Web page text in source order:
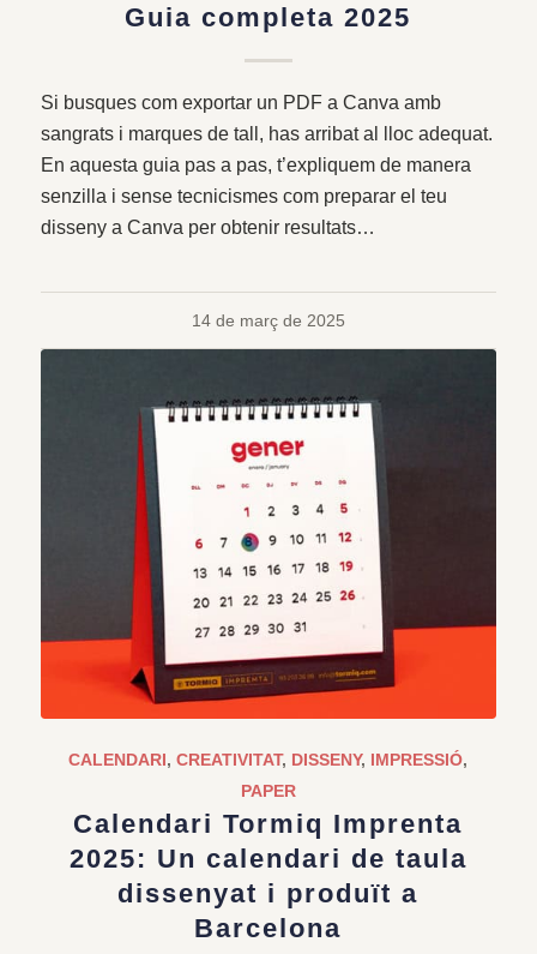
Guia completa 2025
Si busques com exportar un PDF a Canva amb
sangrats i marques de tall, has arribat al lloc adequat.
En aquesta guia pas a pas, t’expliquem de manera
senzilla i sense tecnicismes com preparar el teu
disseny a Canva per obtenir resultats…
14 de març de 2025
CALENDARI,CREATIVITAT, DISSENY, IMPRESSIÓ,
PAPER
Calendari Tormiq Imprenta
2025: Un calendari de taula
dissenyat i produït a
Barcelona